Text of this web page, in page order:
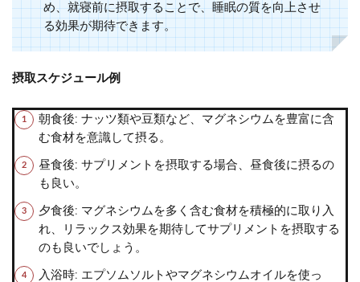
め、就寝前に摂取することで、睡眠の質を向上させ
る効果が期待できます。
摂取スケジュール例
朝食後: ナッツ類や豆類など、マグネシウムを豊富に含
む食材を意識して摂る。
昼食後: サプリメントを摂取する場合、昼食後に摂るの
も良い。
夕食後: マグネシウムを多く含む食材を積極的に取り入
れ、リラックス効果を期待してサプリメントを摂取する
のも良いでしょう。
入浴時: エプソムソルトやマグネシウムオイルを使っ